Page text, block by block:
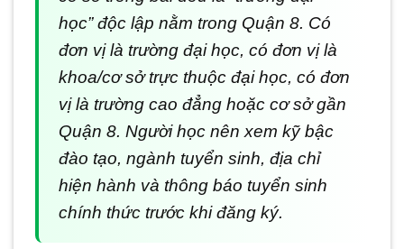
học” độc lập nằm trong Quận 8. Có
đơn vị là trường đại học, có đơn vị là
khoa/cơ sở trực thuộc đại học, có đơn
vị là trường cao đẳng hoặc cơ sở gần
Quận 8. Người học nên xem kỹ bậc
đào tạo, ngành tuyển sinh, địa chỉ
hiện hành và thông báo tuyển sinh
chính thức trước khi đăng ký.